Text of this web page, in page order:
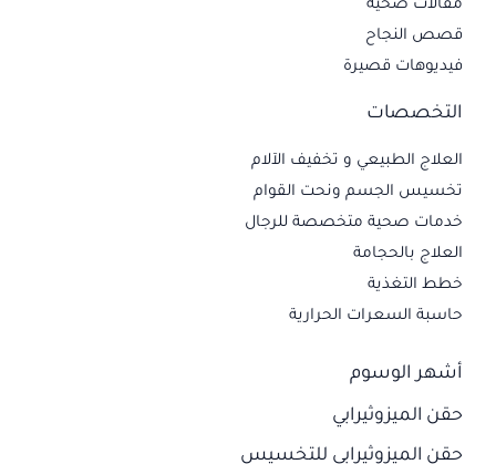
مقالات صحية
قصص النجاح
فيديوهات قصيرة
التخصصات
العلاج الطبيعي و تخفيف الآلام
تخسيس الجسم ونحت القوام
خدمات صحية متخصصة للرجال
العلاج بالحجامة
خطط التغذية
حاسبة السعرات الحرارية
أشهر الوسوم
حقن الميزوثيرابي
حقن الميزوثيرابي للتخسيس